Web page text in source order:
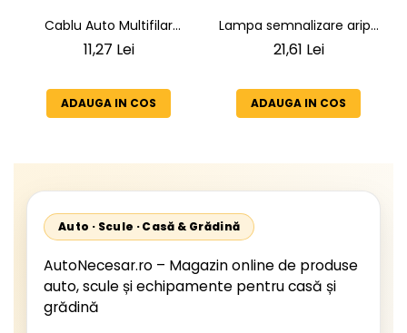
Cablu Auto Multifilar
7x1,5mm² - Rezistent și
11,27 Lei
ADAUGA IN COS
Lampa semnalizare aripa
VW LT 2 05.1996-12.2005 ;
1996-2002; Unimog 1949-;
Neoplan Euroliner,
21,61 Lei
ADAUGA IN COS
Auto · Scule · Casă & Grădină
AutoNecesar.ro – Magazin online de produse
auto, scule și echipamente pentru casă și
grădină